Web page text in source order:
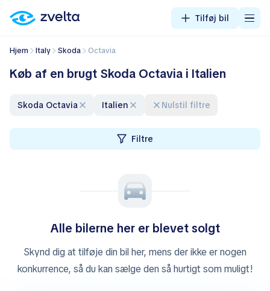
Tilføj bil
Hjem Italy Skoda Octavia
Køb af en brugt Skoda Octavia i Italien
Skoda Octavia Italien Nulstil filtre
Filtre
Alle bilerne her er blevet solgt
Skynd dig at tilføje din bil her, mens der ikke er nogen
konkurrence, så du kan sælge den så hurtigt som muligt!